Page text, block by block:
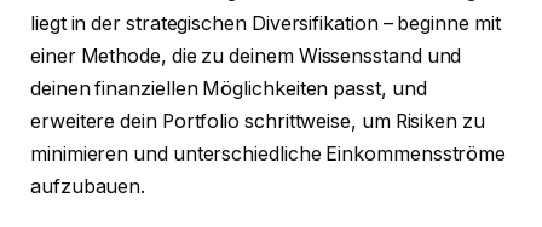
liegt in der strategischen Diversifikation – beginne mit
einer Methode, die zu deinem Wissensstand und
deinen finanziellen Möglichkeiten passt, und
erweitere dein Portfolio schrittweise, um Risiken zu
minimieren und unterschiedliche Einkommensströme
aufzubauen.